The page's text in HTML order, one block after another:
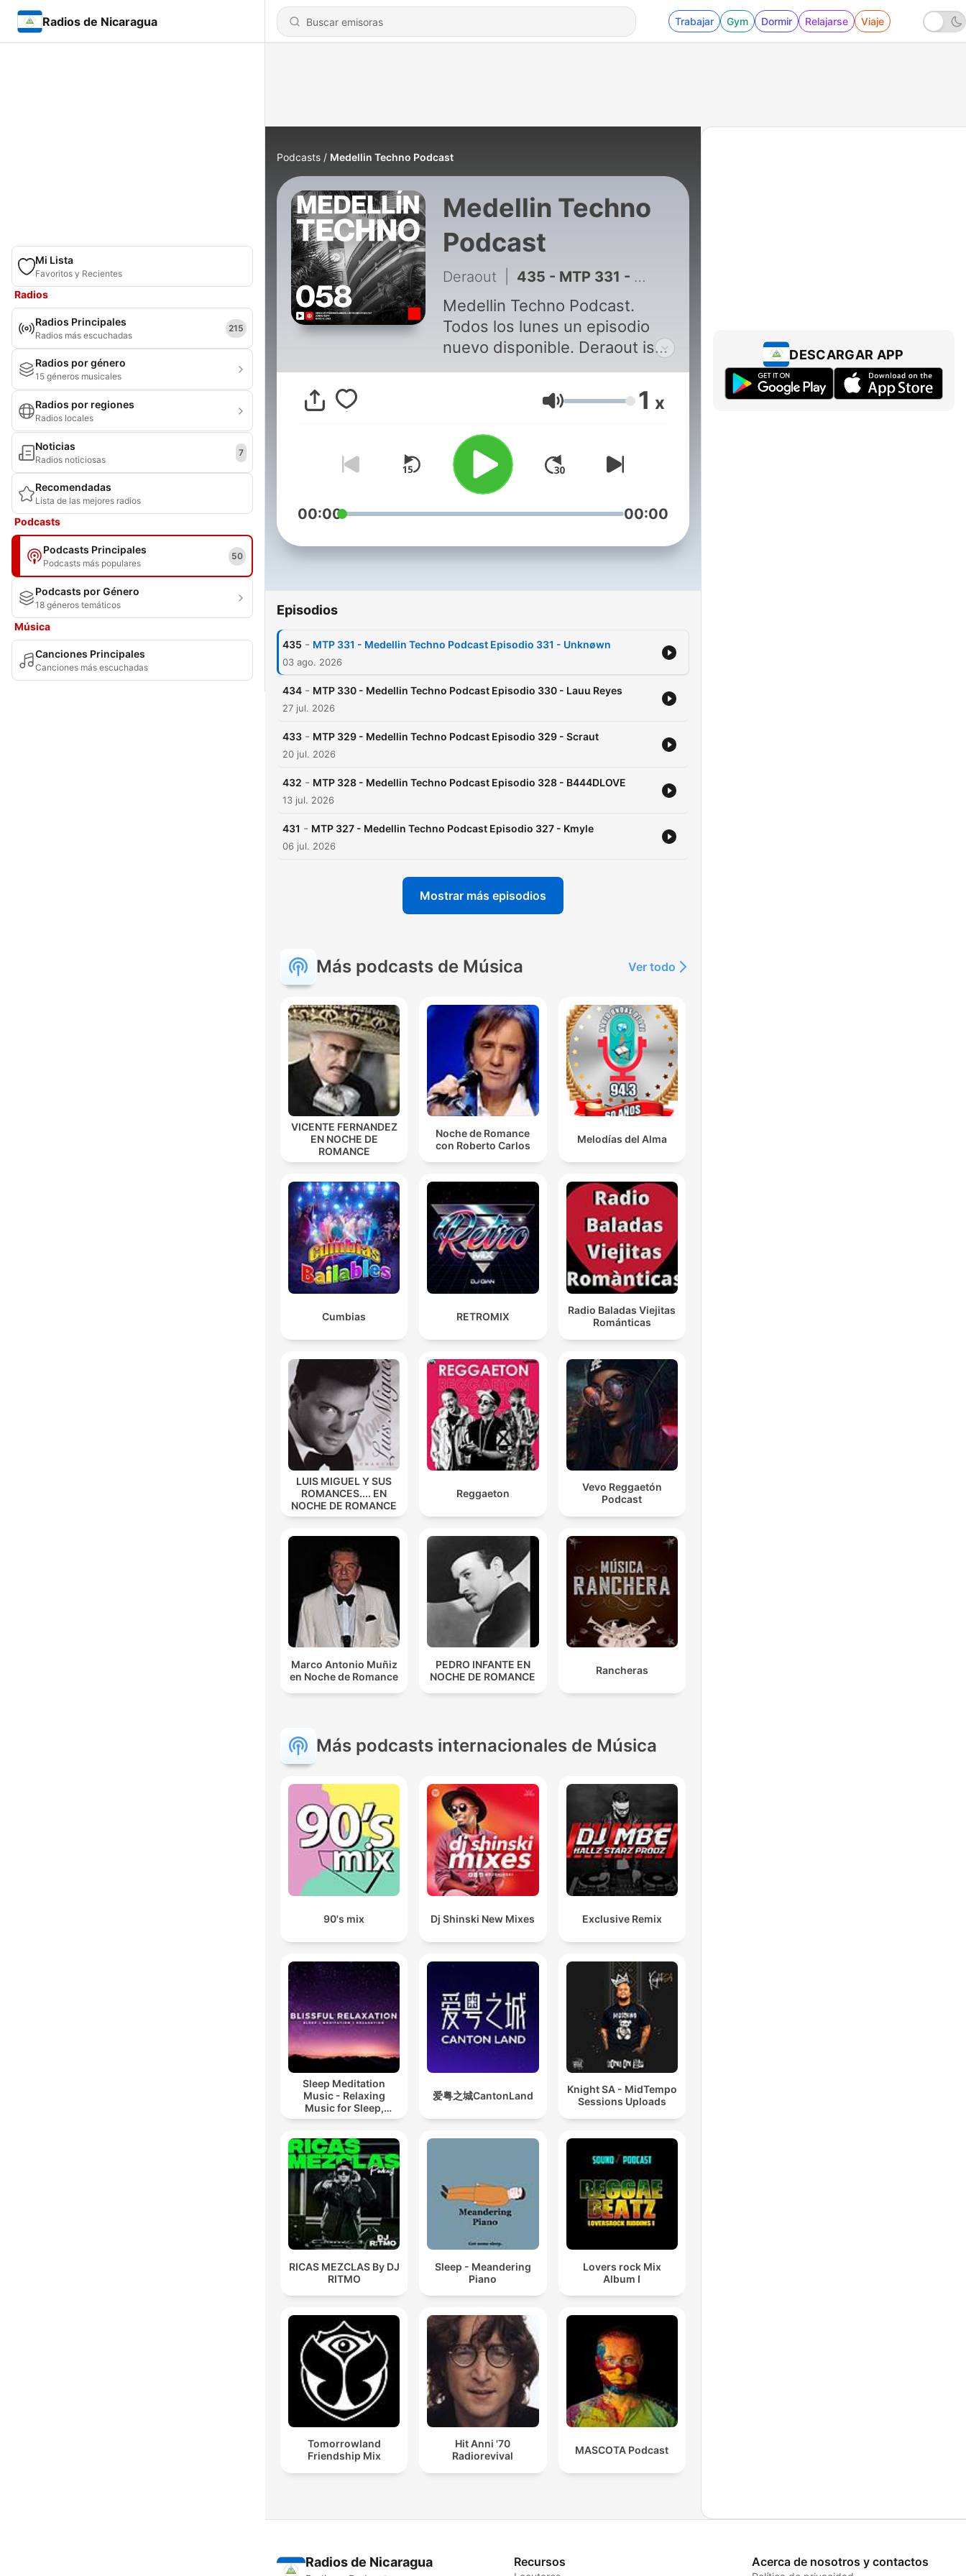
Radios de Nicaragua Trabajar Gym Dormir Relajarse Viaje
Mi Lista
Favoritos y Recientes
Radios
Radios Principales
Radios más escuchadas
215
Radios por género
15 géneros musicales
Radios por regiones
Radios locales
Noticias
Radios noticiosas
7
Recomendadas
Lista de las mejores radios
Podcasts
Podcasts Principales
Podcasts más populares
50
Podcasts por Género
18 géneros temáticos
Música
Canciones Principales
Canciones más escuchadas
Podcasts Medellin Techno Podcast
Medellin Techno
Podcast
Deraout 435 - MTP 331 - Medellin Techno Podcast Episodio 331 - Unknøwn
Medellin Techno Podcast.
Todos los lunes un episodio
nuevo disponible. Deraout is
Techno DJ, Producer and
promoter from Medellín,
Intelligent Division, a huge arm
on the Techno scene in
Colombia. Releases on labels
like: Sleaze Records, Blank
Code, Driving Forces, Ilegal
more.
Volumen 1 x
00:00 00:00
Episodios
435 - MTP 331 - Medellin Techno Podcast Episodio 331 - Unknøwn
03 ago. 2026
434 - MTP 330 - Medellin Techno Podcast Episodio 330 - Lauu Reyes
27 jul. 2026
433 - MTP 329 - Medellin Techno Podcast Episodio 329 - Scraut
20 jul. 2026
432 - MTP 328 - Medellin Techno Podcast Episodio 328 - B444DLOVE
13 jul. 2026
431 - MTP 327 - Medellin Techno Podcast Episodio 327 - Kmyle
06 jul. 2026
Mostrar más episodios
Más podcasts de Música Ver todo
VICENTE FERNANDEZ
EN NOCHE DE
ROMANCE
Noche de Romance
con Roberto Carlos
Melodías del Alma
Cumbias RETROMIX
Radio Baladas Viejitas
Románticas
LUIS MIGUEL Y SUS
ROMANCES.... EN
NOCHE DE ROMANCE
Reggaeton
Vevo Reggaetón
Podcast
Marco Antonio Muñiz
en Noche de Romance
PEDRO INFANTE EN
NOCHE DE ROMANCE
Rancheras
Más podcasts internacionales de Música
90's mix Dj Shinski New Mixes Exclusive Remix
Sleep Meditation
Music - Relaxing
Music for Sleep,
Meditation &
爱粤之城CantonLand
Knight SA - MidTempo
Sessions Uploads
RICAS MEZCLAS By DJ
RITMO
Sleep - Meandering
Piano
Lovers rock Mix
Album I
Tomorrowland
Friendship Mix
Hit Anni '70
Radiorevival
MASCOTA Podcast
DESCARGAR APP
Radios de Nicaragua Recursos Acerca de nosotros y contactos